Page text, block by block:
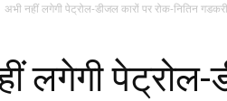
अभी नहीं लगेगी पेट्रोल-डीजल कारों पर रोक-नितिन गडकरी
लगेगी पेट्रोल-